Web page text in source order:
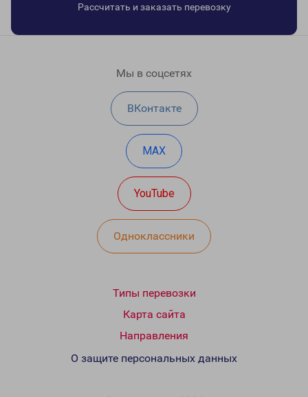
Рассчитать и заказать перевозку
Мы в соцсетях
ВКонтакте
MAX
YouTube
Одноклассники
Типы перевозки
Карта сайта
Направления
О защите персональных данных